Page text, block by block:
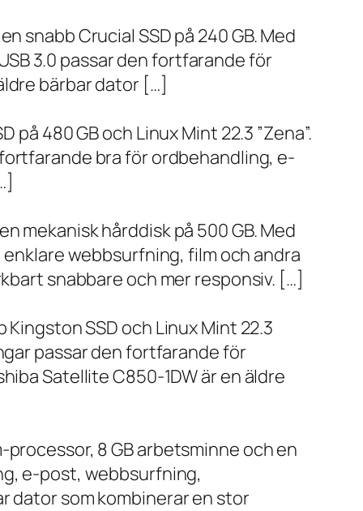
snabb Crucial SSD på 240 GB. Med
3.0 passar den fortfarande för
bärbar dator […]
480 GB och Linux Mint 22.3 ”Zena”.
bra för ordbehandling, e-
mekanisk hårddisk på 500 GB. Med
webbsurfning, film och andra
snabbare och mer responsiv. […]
SSD och Linux Mint 22.3
passar den fortfarande för
Satellite C850-1DW är en äldre
8 GB arbetsminne och en
e-post, webbsurfning,
dator som kombinerar en stor